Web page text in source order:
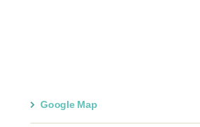
Google Map